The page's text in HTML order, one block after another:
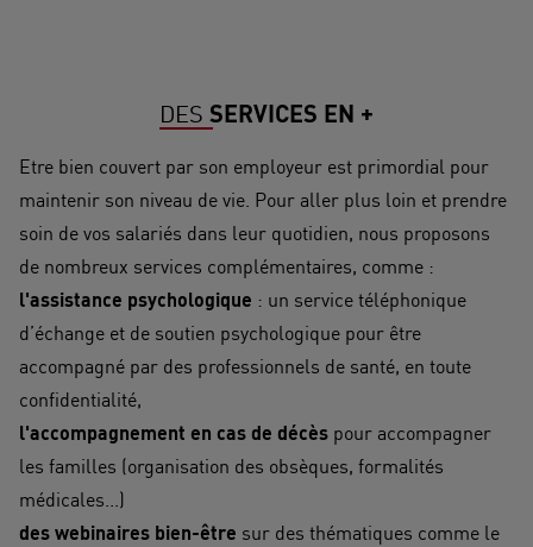
DES SERVICES EN +
Etre bien couvert par son employeur est primordial pour
maintenir son niveau de vie. Pour aller plus loin et prendre
soin de vos salariés dans leur quotidien, nous proposons
de nombreux services complémentaires, comme :
l'assistance psychologique : un service téléphonique
d’échange et de soutien psychologique pour être
accompagné par des professionnels de santé, en toute
confidentialité,
l'accompagnement en cas de décès pour accompagner
les familles (organisation des obsèques, formalités
médicales...)
des webinaires bien-être sur des thématiques comme le